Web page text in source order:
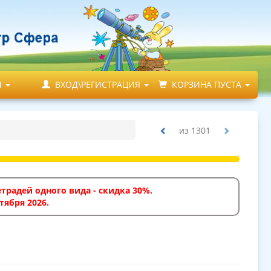
ВХОД\РЕГИСТРАЦИЯ КОРЗИНА ПУСТА
из 1301
одного вида - скидка 30%.
2026.